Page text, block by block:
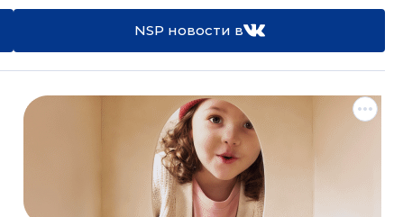
NSP новости в